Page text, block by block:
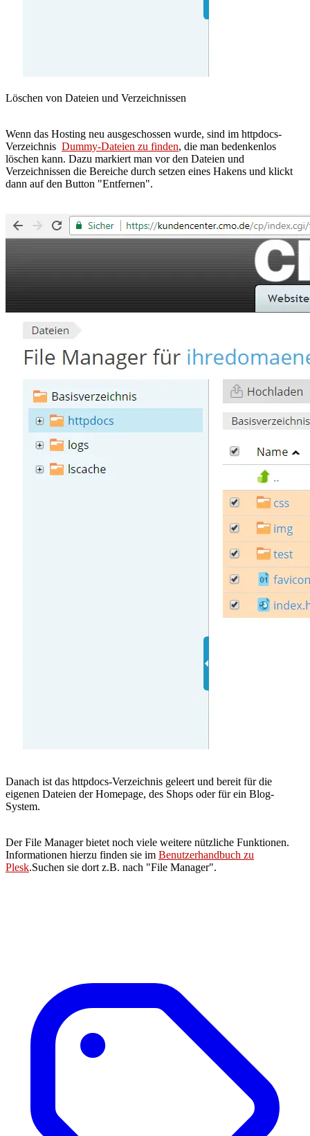
Löschen von Dateien und Verzeichnissen
Wenn das Hosting neu ausgeschossen wurde, sind im httpdocs-
Verzeichnis Dummy-Dateien zu finden, die man bedenkenlos
löschen kann. Dazu markiert man vor den Dateien und
Verzeichnissen die Bereiche durch setzen eines Hakens und klickt
dann auf den Button "Entfernen".
Danach ist das httpdocs-Verzeichnis geleert und bereit für die
eigenen Dateien der Homepage, des Shops oder für ein Blog-
System.
Der File Manager bietet noch viele weitere nützliche Funktionen.
Informationen hierzu finden sie im Benutzerhandbuch zu
Plesk.Suchen sie dort z.B. nach "File Manager".